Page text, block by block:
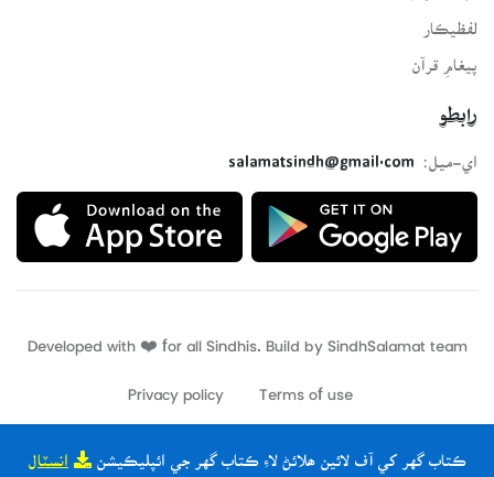
ڪتاب گهر کي آف لائين ھلائڻ لاءِ ڪتاب گهر جي ائپليڪيشن انسٽال
لفظيڪار
پيغامِ قرآن
رابطو
اي-ميل:
salamatsindh@gmail.com
Developed with ❤️ for all Sindhis. Build by SindhSalamat
Terms of use
Privacy policy